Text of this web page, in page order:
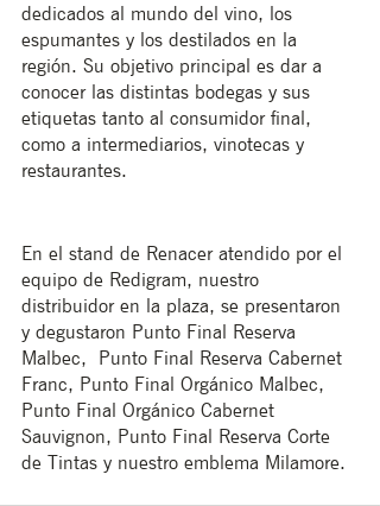
dedicados al mundo del vino, los
espumantes y los destilados en la
región. Su objetivo principal es dar a
conocer las distintas bodegas y sus
etiquetas tanto al consumidor final,
como a intermediarios, vinotecas y
restaurantes.
En el stand de Renacer atendido por el
equipo de Redigram, nuestro
distribuidor en la plaza, se presentaron
y degustaron Punto Final Reserva
Malbec,  Punto Final Reserva Cabernet
Franc, Punto Final Orgánico Malbec,
Punto Final Orgánico Cabernet
Sauvignon, Punto Final Reserva Corte
de Tintas y nuestro emblema Milamore.